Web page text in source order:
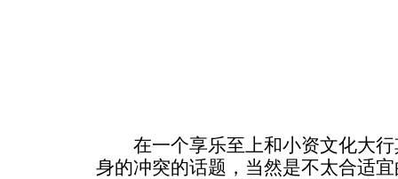
在一个享乐至上和小资文化大行
身的冲突的话题，当然是不太合适